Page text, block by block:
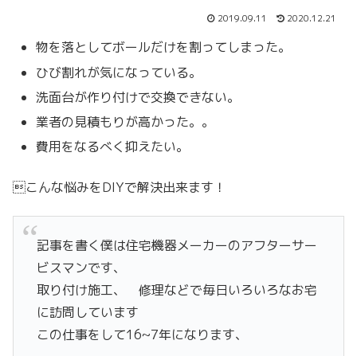
2019.09.11 2020.12.21
物を落としてボールだけを割ってしまった。
ひび割れが気になっている。
洗面台が作り付けで交換できない。
業者の見積もりが高かった。。
費用をなるべく抑えたい。
こんな悩みをDIYで解決出来ます！
記事を書く僕は住宅機器メーカーのアフターサー
ビスマンです、
取り付け施工、 修理などで毎日いろいろなお宅
に訪問しています
この仕事をして16~7年になります、